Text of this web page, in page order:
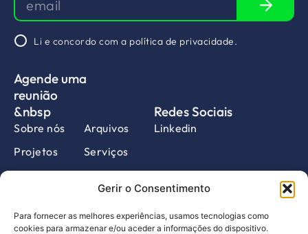
Gerir o Consentimento
Para fornecer as melhores experiências, usamos tecnologias como
cookies para armazenar e/ou aceder a informações do dispositivo.
Li e concordo com a política de privacidade.
Agende uma
reunião
&nbsp
Sobre nós
Arquivos
Projetos
Serviços
Membros
Agenda
Design by pragmatic
Redes Sociais
Linkedin
PT EN